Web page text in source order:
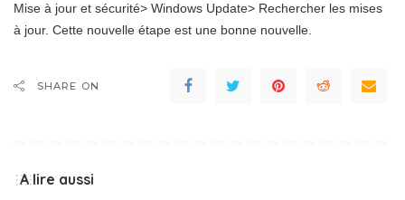
Mise à jour et sécurité> Windows Update> Rechercher les mises
à jour. Cette nouvelle étape est une bonne nouvelle.
SHARE ON
A lire aussi